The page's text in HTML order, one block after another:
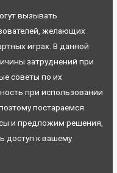
вызывать
желающих
играх. В данной
затруднений при
советы по их
при использовании
постараемся
и предложим решения,
доступ к вашему